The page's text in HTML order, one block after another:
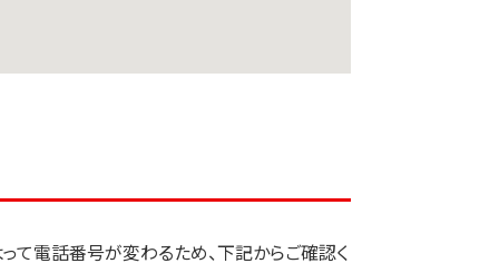
て電話番号が変わるため、下記からご確認く